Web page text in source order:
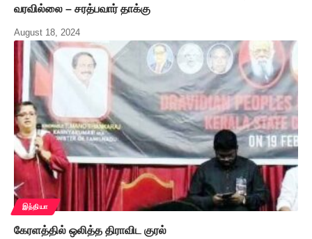
வரவில்லை – சரத்பவார் தாக்கு
August 18, 2024
இந்தியா
கேரளத்தில் ஒலித்த திராவிட குரல்